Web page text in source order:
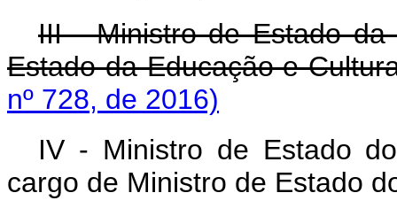
III - Ministro de Estado
Estado da Educação e
nº 728, de 2016)
IV - Ministro de Estado
cargo de Ministro de Estado